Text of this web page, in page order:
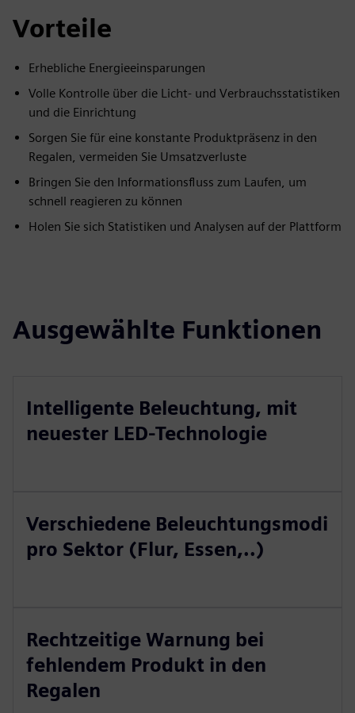
Vorteile
Erhebliche Energieeinsparungen
Volle Kontrolle über die Licht- und Verbrauchsstatistiken
und die Einrichtung
Sorgen Sie für eine konstante Produktpräsenz in den
Regalen, vermeiden Sie Umsatzverluste
Bringen Sie den Informationsfluss zum Laufen, um
schnell reagieren zu können
Holen Sie sich Statistiken und Analysen auf der Plattform
Ausgewählte Funktionen
Intelligente Beleuchtung, mit
neuester LED-Technologie
Verschiedene Beleuchtungsmodi
pro Sektor (Flur, Essen,..)
Rechtzeitige Warnung bei
fehlendem Produkt in den
Regalen